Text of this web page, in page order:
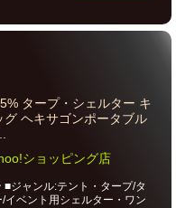
タープ・シェルター キ
グ ヘキサゴンポータブル
ショッピング店
■ジャンル:テント・タープ/タ
イベント用シェルター・ワン